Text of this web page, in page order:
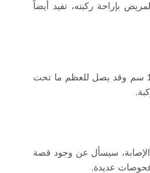
بإراحة ركبته، تفيد أيضاً
يكون التمزق هنا ذو خطورة معتبرة ويجب أن يولى اهتماماً خاصاً، يزيد الشق بالغضروف عن 1.5 سم وقد يصل للعظم ما تحت
سيسأل عن وجود قصة
عديدة.